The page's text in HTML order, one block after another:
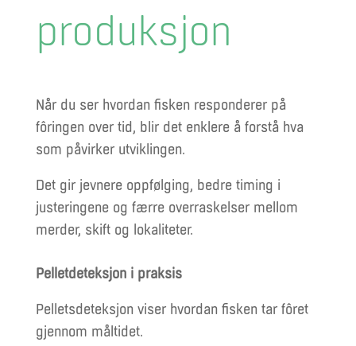
produksjon
Når du ser hvordan fisken responderer på
fôringen over tid, blir det enklere å forstå hva
som påvirker utviklingen.
Det gir jevnere oppfølging, bedre timing i
justeringene og færre overraskelser mellom
merder, skift og lokaliteter.
Pelletdeteksjon i praksis
Pelletsdeteksjon viser hvordan fisken tar fôret
gjennom måltidet.